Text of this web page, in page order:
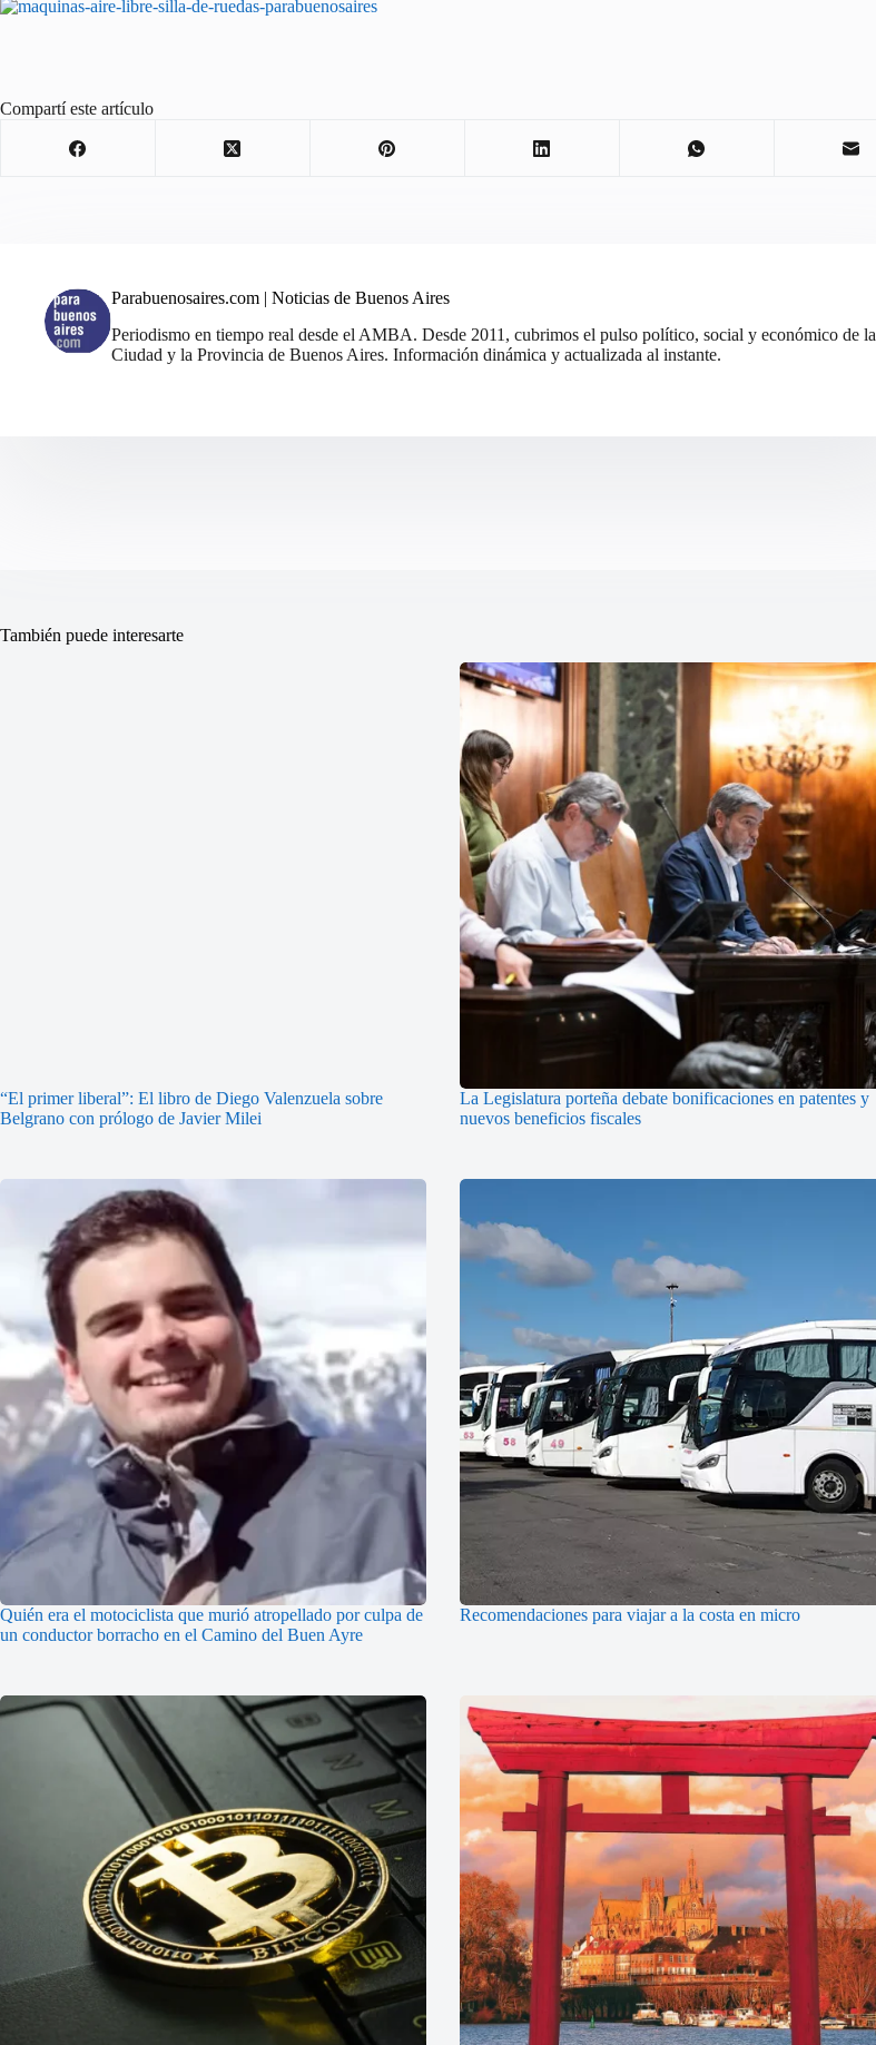
Compartí este artículo
Parabuenosaires.com | Noticias de Buenos Aires
Periodismo en tiempo real desde el AMBA. Desde 2011, cubrimos el pulso político, social y económico de la
Ciudad y la Provincia de Buenos Aires. Información dinámica y actualizada al instante.
También puede interesarte
“El primer liberal”: El libro de Diego Valenzuela sobre
Belgrano con prólogo de Javier Milei
La Legislatura porteña debate bonificaciones en patentes y
nuevos beneficios fiscales
Quién era el motociclista que murió atropellado por culpa de
un conductor borracho en el Camino del Buen Ayre
Recomendaciones para viajar a la costa en micro